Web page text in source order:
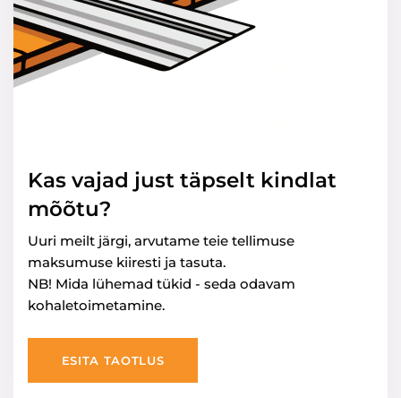
Kas vajad just täpselt kindlat
mõõtu?
Uuri meilt järgi, arvutame teie tellimuse
maksumuse kiiresti ja tasuta.
NB! Mida lühemad tükid - seda odavam
kohaletoimetamine.
ESITA TAOTLUS